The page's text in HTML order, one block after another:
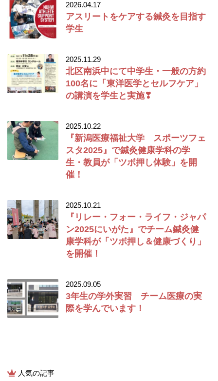
2026.04.17
アスリートをケアする鍼灸を目指す
学生
2025.11.29
北区南浜中にて中学生・一般の方約
100名に「東洋医学とセルフケア」
の講演を学生と実施❣
2025.10.22
『新潟医療福祉大学 スポーツフェ
スタ2025』で鍼灸健康学科の学
生・教員が「ツボ押し体験」を開
催！
2025.10.21
『リレー・フォー・ライフ・ジャパ
ン2025にいがた』でチーム鍼灸健
康学科が「ツボ押し＆健康づくり」
を開催！
2025.09.05
3年生の学外実習 チーム医療の実
際を学んでいます！
人気の記事